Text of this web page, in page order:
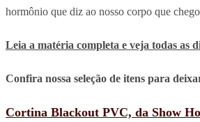
hormônio que diz ao nosso corpo que
Leia a matéria completa e veja todas as
Confira nossa seleção de itens para
Cortina Blackout PVC, da Show